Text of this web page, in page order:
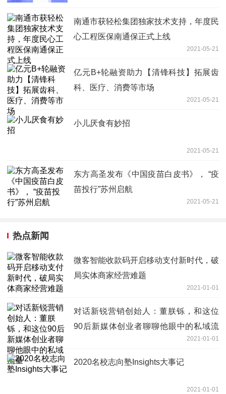
南通市获轻松集团独家技术支持，年度民
心工程医保南通保正式上线
2021-05-21
亿元B+轮融资助力【清锋科技】拓展齿
科、医疗、消费等市场
2021-05-21
小儿厌食有妙招
2021-05-21
东方高圣发布《中国疫苗白皮书》， “疫
苗投行”苏州启航
2021-05-21
热点新闻
微客智能收款码开启移动支付新时代，破
局实体商家经营难题
2021-01-01
对话新锐营销创始人：董朕铄，和这位
90后新媒体创业者聊聊他眼中的私域流
2021-01-01
2020名校志向塾Insights大事记
2021-01-01